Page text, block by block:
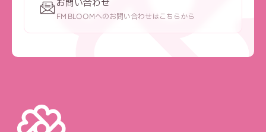
FM BLOOMへのお問い合わせはこちらから